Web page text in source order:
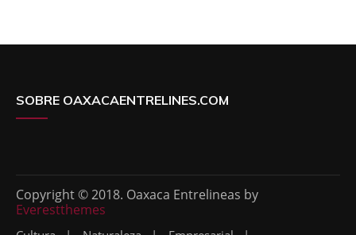
SOBRE OAXACAENTRELINES.COM
Copyright © 2018. Oaxaca Entrelineas by
Everestthemes